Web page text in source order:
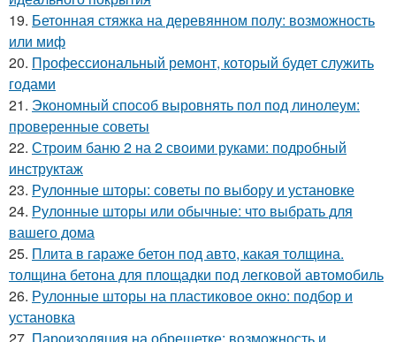
19. Бетонная стяжка на деревянном полу: возможность
или миф
20. Профессиональный ремонт, который будет служить
годами
21. Экономный способ выровнять пол под линолеум:
проверенные советы
22. Строим баню 2 на 2 своими руками: подробный
инструктаж
23. Рулонные шторы: советы по выбору и установке
24. Рулонные шторы или обычные: что выбрать для
вашего дома
25. Плита в гараже бетон под авто, какая толщина.
толщина бетона для площадки под легковой автомобиль
26. Рулонные шторы на пластиковое окно: подбор и
установка
27. Пароизоляция на обрешетке: возможность и